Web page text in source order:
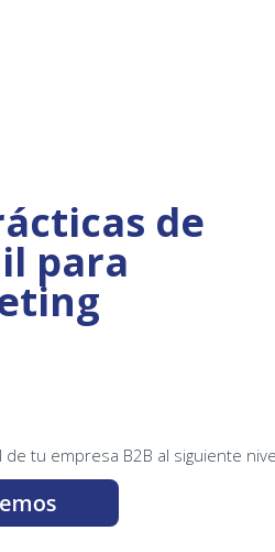
de
para
tu empresa B2B al siguiente